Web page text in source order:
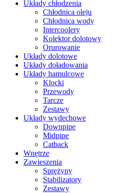
Układy chłodzenia
Chłodnica oleju
Chłodnica wody
Intercoolery
Kolektor dolotowy
Orurowanie
Układy dolotowe
Układy doładowania
Układy hamulcowe
Klocki
Przewody
Tarcze
Zestawy
Układy wydechowe
Downpipe
Midpipe
Catback
Wnętrze
Zawieszenia
Sprężyny
Stabilizatory
Zestawy